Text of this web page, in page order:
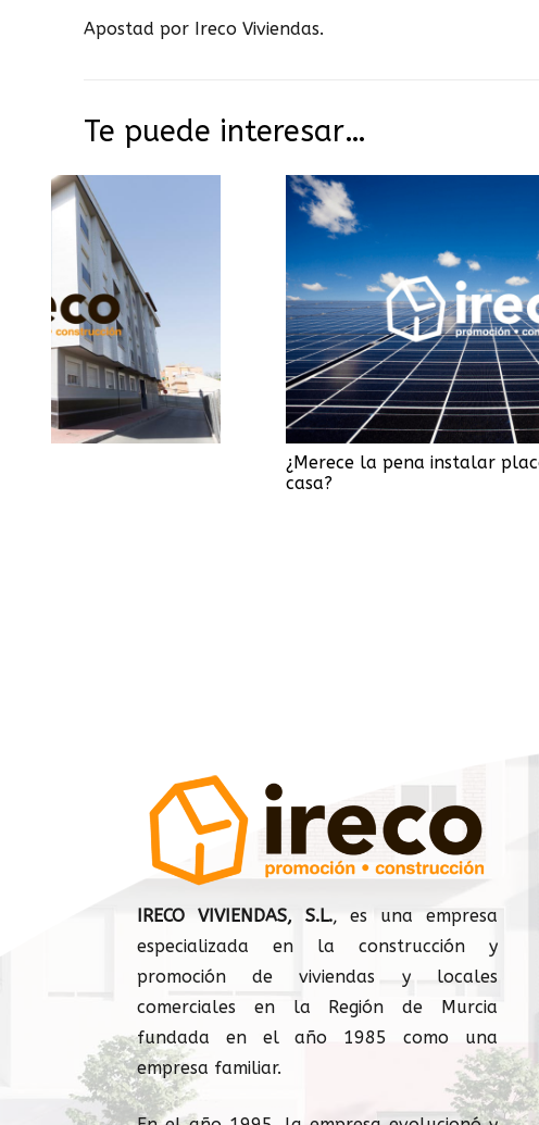
Apostad por Ireco Viviendas.
Te puede interesar…
¿Merece la pena instalar placas solares en
IRECO VIVIENDAS, S.L., es una empresa
especializada en la construcción y
promoción de viviendas y locales
comerciales en la Región de Murcia
fundada en el año 1985 como una
empresa familiar.